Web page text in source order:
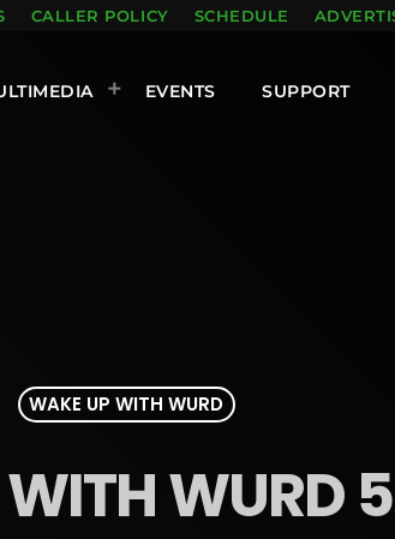
CALLER POLICY SCHEDULE
EVENTS SUPPORT
WAKE UP WITH WURD
WURD